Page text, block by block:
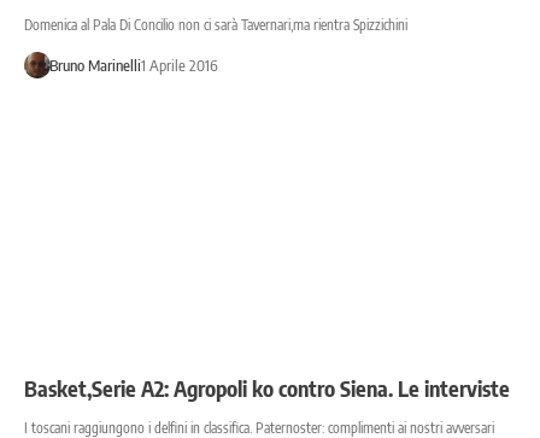
Domenica al Pala Di Concilio non ci sarà Tavernari,ma rientra Spizzichini
Bruno Marinelli1 Aprile 2016
Basket,Serie A2: Agropoli ko contro Siena. Le interviste
I toscani raggiungono i delfini in classifica. Paternoster: complimenti ai nostri avversari